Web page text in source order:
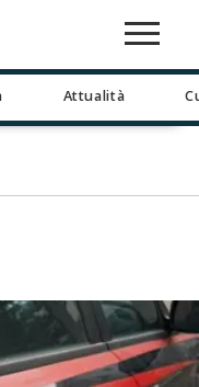
Attualità